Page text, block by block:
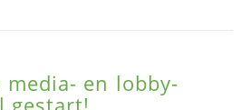
en lobby-
gestart!